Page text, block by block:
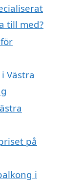
till med?
Västra
på
i